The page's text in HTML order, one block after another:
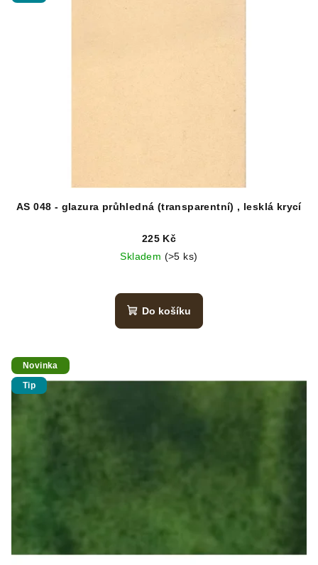
AS 048 - glazura průhledná (transparentní) , lesklá krycí
225 Kč
Skladem (>5 ks)
Do košíku
Novinka
Tip